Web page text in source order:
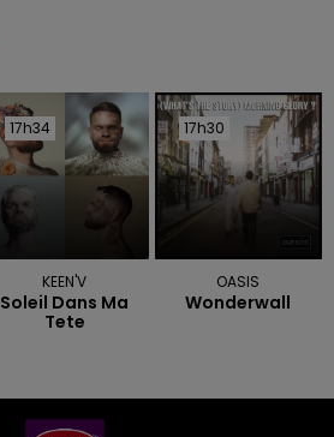
17h34
17h34
KEEN'V
Soleil Dans Ma
Tete
17h30
17h30
OASIS
Wonderwall